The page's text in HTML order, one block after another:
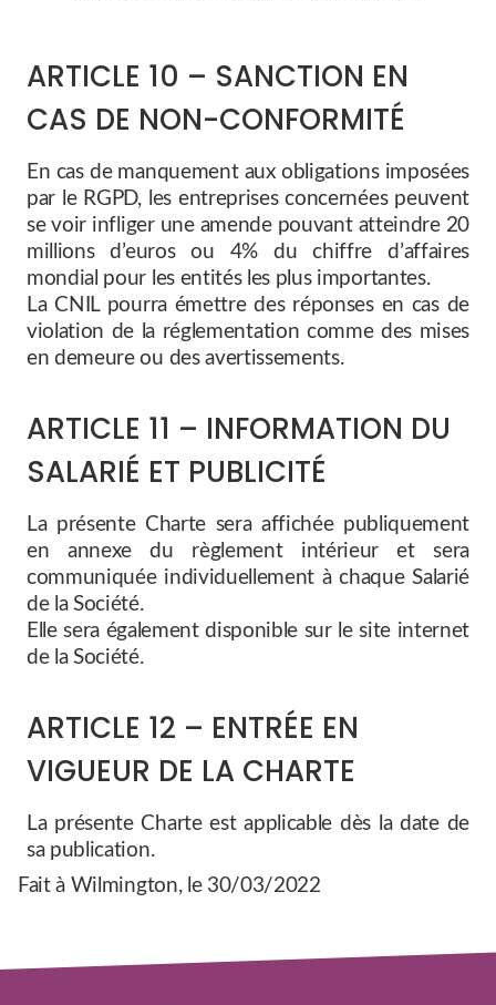
ARTICLE 10 – SANCTION EN
CAS DE NON-CONFORMITÉ
En cas de manquement aux obligations imposées
par le RGPD, les entreprises concernées peuvent
se voir infliger une amende pouvant atteindre 20
millions d’euros ou 4% du chiffre d’affaires
mondial pour les entités les plus importantes.
La CNIL pourra émettre des réponses en cas de
violation de la réglementation comme des mises
en demeure ou des avertissements.
ARTICLE 11 – INFORMATION DU
SALARIÉ ET PUBLICITÉ
La présente Charte sera affichée publiquement
en annexe du règlement intérieur et sera
communiquée individuellement à chaque Salarié
de la Société.
Elle sera également disponible sur le site internet
de la Société.
ARTICLE 12 – ENTRÉE EN
VIGUEUR DE LA CHARTE
La présente Charte est applicable dès la date de
sa publication.
Fait à Wilmington, le 30/03/2022